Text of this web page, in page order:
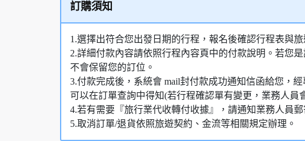
訂購須知
1.選擇出符合您出發日期的行程，報名後確認行程表與
2.詳細付款內容請依照行程內容頁中的付款說明。若您
不會保留您的訂位。
3.付款完成後，系統會 mail封付款成功通知信函給您，
可以在訂單查詢中得知(若行程確認單有變更，業務人員
4.若有需要『旅行業代收轉付收據』，請通知業務人員
5.取消訂單/退貨依照旅遊契約、金流等相關規定辦理。